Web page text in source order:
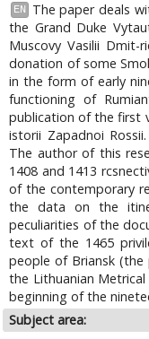
EN
The paper deals
the Grand Duke
Muscovy Vasilii
donation of some
in the form of early
functioning of
publication of the first
istorii Zapadnoi
The author of this
1408 and 1413
of the contemporary
the data on the
peculiarities of the
text of the 1465
people of Briansk (the
the Lithuanian
beginning of the
Subject area: